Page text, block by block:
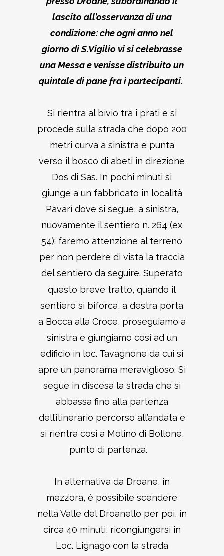
lascito all’osservanza di una
condizione: che ogni anno nel
giorno di S.Vigilio vi si celebrasse
una Messa e venisse distribuito un
quintale di pane fra i partecipanti.
Si rientra al bivio tra i prati e si
procede sulla strada che dopo 200
metri curva a sinistra e punta
verso il bosco di abeti in direzione
Dos di Sas. In pochi minuti si
giunge a un fabbricato in località
Pavarì dove si segue, a sinistra,
nuovamente il sentiero n. 264 (ex
54); faremo attenzione al terreno
per non perdere di vista la traccia
del sentiero da seguire. Superato
questo breve tratto, quando il
sentiero si biforca, a destra porta
a Bocca alla Croce, proseguiamo a
sinistra e giungiamo così ad un
edificio in loc. Tavagnone da cui si
apre un panorama meraviglioso. Si
segue in discesa la strada che si
abbassa fino alla partenza
dell’itinerario percorso all’andata e
si rientra così a Molino di Bollone,
punto di partenza.
In alternativa da Droane, in
mezz’ora, è possibile scendere
nella Valle del Droanello per poi, in
circa 40 minuti, ricongiungersi in
Loc. Lignago con la strada